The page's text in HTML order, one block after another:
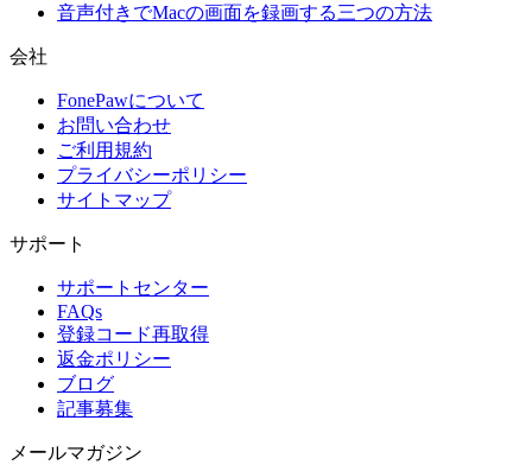
音声付きでMacの画面を録画する三つの方法
会社
FonePawについて
お問い合わせ
ご利用規約
プライバシーポリシー
サイトマップ
サポート
サポートセンター
FAQs
登録コード再取得
返金ポリシー
ブログ
記事募集
メールマガジン